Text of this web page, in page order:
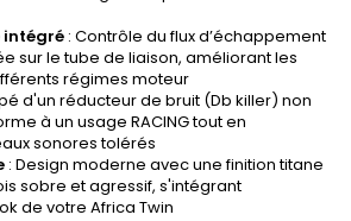
intégré : Contrôle du flux d’échappement
sur le tube de liaison, améliorant les
régimes moteur
d'un réducteur de bruit (Db killer) non
à un usage RACING tout en
sonores tolérés
: Design moderne avec une finition titane
sobre et agressif, s'intégrant
de votre Africa Twin